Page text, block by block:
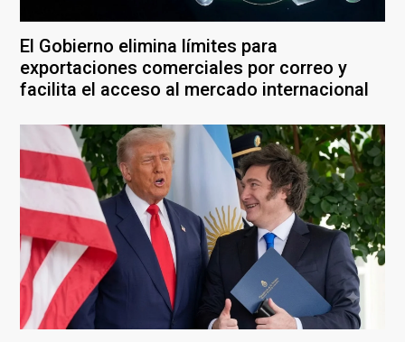
El Gobierno elimina límites para
exportaciones comerciales por correo y
facilita el acceso al mercado internacional